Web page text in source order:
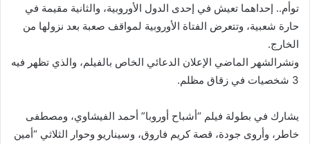
توأم.. إحداهما تعيش في إحدى الدول الأوروبية، والثانية مقيمة في
حارة شعبية، وتتعرض الفتاة الأوروبية لمواقف صعبة بعد نزولها من
الخارج.
ونشرالشهر الماضي الإعلان الدعائي الخاص بالفيلم، والذي تظهر فيه
3 شخصيات في زقاق مظلم.
يشارك في بطولة فيلم “أشباح أوروبا” أحمد الفيشاوي، ومصطفى
خاطر، وأروى جودة، قصة كريم فاروق، وسيناريو وحوار الثلاثي “أمين